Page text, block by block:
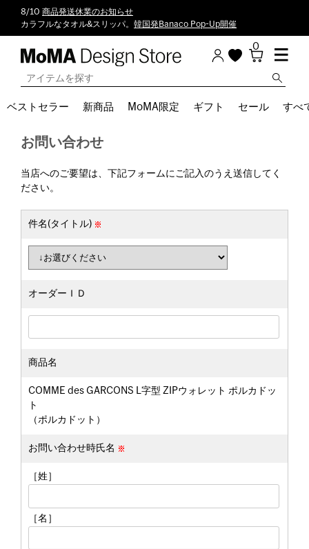
8/10 商品発送休業のお知らせ
カラフルなタオル&スリッパ。 韓国発Banaco Pop-Up開催
0
ベストセラー 新商品 MoMA限定 ギフト セール すべ
お問い合わせ
当店へのご要望は、下記フォームにご記入のうえ送信してく
ださい。
件名(タイトル)
オーダーＩＤ
商品名
COMME des GARCONS L字型 ZIPウォレット ポルカドッ
ト
（ポルカドット）
お問い合わせ時氏名
［姓］
［名］